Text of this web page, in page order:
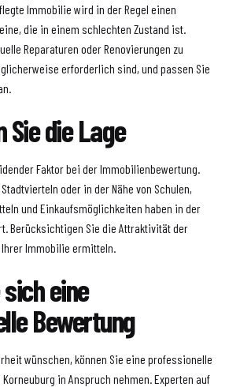
Immobilie wird in der Regel einen
die in einem schlechten Zustand ist.
Reparaturen oder Renovierungen zu
erforderlich sind, und passen Sie
Sie die Lage
Faktor bei der Immobilienbewertung.
oder in der Nähe von Schulen,
und Einkaufsmöglichkeiten haben in der
Berücksichtigen Sie die Attraktivität der
Ihrer Immobilie ermitteln.
sich eine
Bewertung
wünschen, können Sie eine professionelle
in Anspruch nehmen. Experten auf